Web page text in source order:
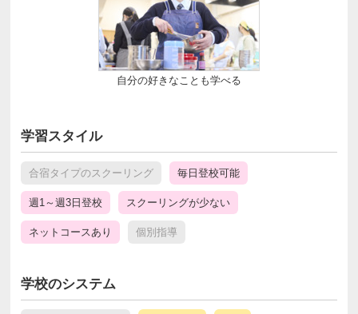
自分の好きなことも学べる
学習スタイル
合宿タイプのスクーリング 毎日登校可能
週1～週3日登校 スクーリングが少ない
ネットコースあり 個別指導
学校のシステム